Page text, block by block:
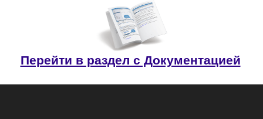
Перейти в раздел с Документацией